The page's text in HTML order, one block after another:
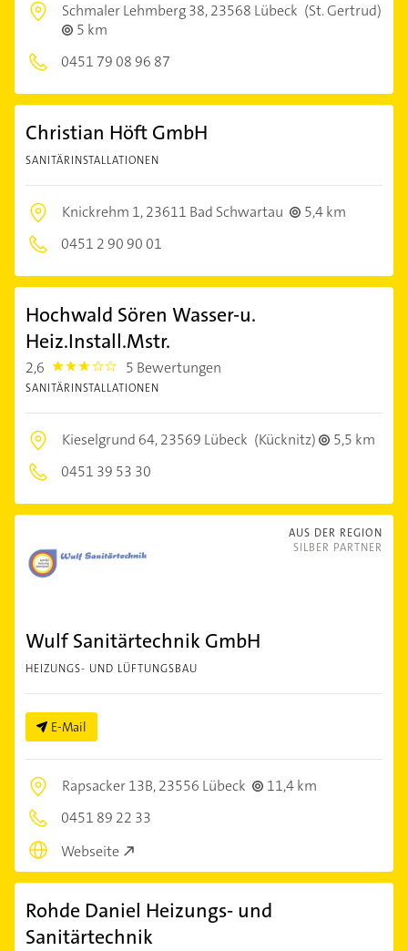
Schmaler Lehmberg 38,23568 Lübeck (St. Gertrud)
5 km
0451 79 08 96 87
Christian Höft GmbH
SANITÄRINSTALLATIONEN
Knickrehm 1,23611 Bad Schwartau
5,4 km
0451 2 90 90 01
Hochwald Sören Wasser-u.
Heiz.Install.Mstr.
2,6 2.6000001 5 Bewertungen
SANITÄRINSTALLATIONEN
Kieselgrund 64,23569 Lübeck (Kücknitz)
5,5 km
0451 39 53 30
AUS DER REGION
SILBER PARTNER
Wulf Sanitärtechnik GmbH
HEIZUNGS- UND LÜFTUNGSBAU
E-Mail
Rapsacker 13B,23556 Lübeck
11,4 km
0451 89 22 33
Webseite
Rohde Daniel Heizungs- und
Sanitärtechnik